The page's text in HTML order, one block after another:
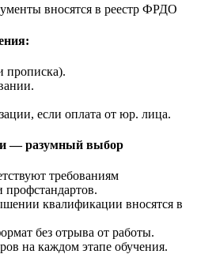
вносятся в реестр ФРДО
прописка).
если оплата от юр. лица.
— разумный выбор
требованиям
профстандартов.
квалификации вносятся в
без отрыва от работы.
на каждом этапе обучения.